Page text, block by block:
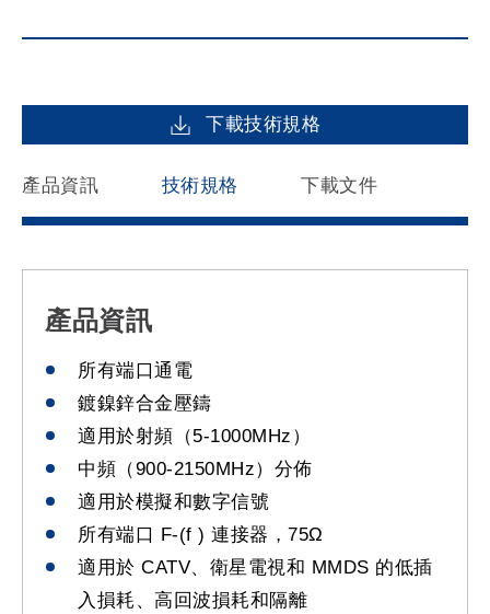
下載技術規格
產品資訊 技術規格 下載文件
產品資訊
所有端口通電
鍍鎳鋅合金壓鑄
適用於射頻（5-1000MHz）
中頻（900-2150MHz）分佈
適用於模擬和數字信號
所有端口 F-(f ) 連接器，75Ω
適用於 CATV、衛星電視和 MMDS 的低插
入損耗、高回波損耗和隔離